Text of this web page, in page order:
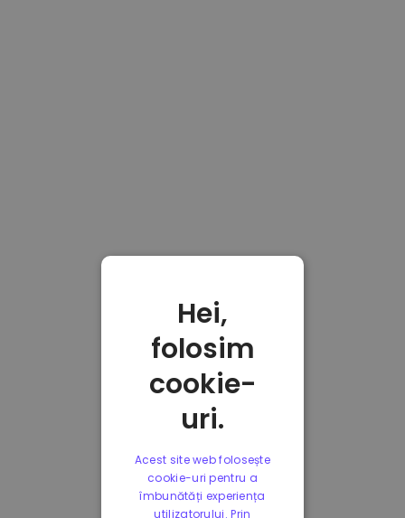
Hei,
folosim
cookie-
uri.
Acest site web folosește
cookie-uri pentru a
îmbunătăți experiența
utilizatorului. Prin